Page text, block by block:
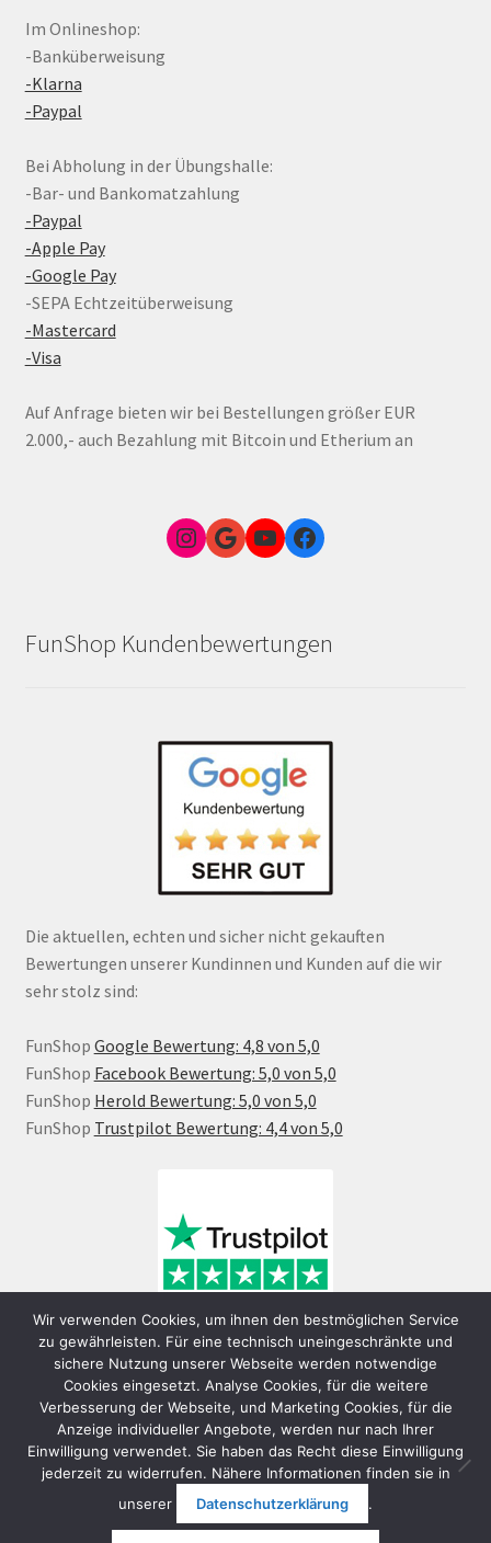
Im Onlineshop:
-Banküberweisung
-Klarna
-Paypal
Bei Abholung in der Übungshalle:
-Bar- und Bankomatzahlung
-Paypal
-Apple Pay
-Google Pay
-SEPA Echtzeitüberweisung
-Mastercard
-Visa
Auf Anfrage bieten wir bei Bestellungen größer EUR
2.000,- auch Bezahlung mit Bitcoin und Etherium an
Instagram
Google Link zum FunShop WienYouTubeFacebook
FunShop Kundenbewertungen
Die aktuellen, echten und sicher nicht gekauften
Bewertungen unserer Kundinnen und Kunden auf die wir
sehr stolz sind:
FunShop Google Bewertung: 4,8 von 5,0
FunShop Facebook Bewertung: 5,0 von 5,0
FunShop Herold Bewertung: 5,0 von 5,0
FunShop Trustpilot Bewertung: 4,4 von 5,0
© FunShop Wien - Hochqualitative Elektromobilität 2026
Datenschutzerklärung
Erstellt mit WooCommerce
Wir verwenden Cookies, um ihnen den bestmöglichen Service
zu gewährleisten. Für eine technisch uneingeschränkte und
sichere Nutzung unserer Webseite werden notwendige
Cookies eingesetzt. Analyse Cookies, für die weitere
Verbesserung der Webseite, und Marketing Cookies, für die
Anzeige individueller Angebote, werden nur nach Ihrer
Einwilligung verwendet. Sie haben das Recht diese Einwilligung
jederzeit zu widerrufen. Nähere Informationen finden sie in
unserer
Datenschutzerklärung .